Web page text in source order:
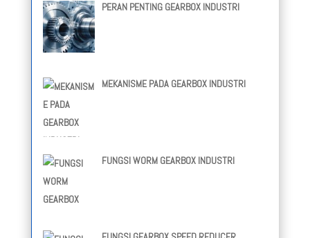
PERAN PENTING GEARBOX INDUSTRI
MEKANISME PADA GEARBOX INDUSTRI
FUNGSI WORM GEARBOX INDUSTRI